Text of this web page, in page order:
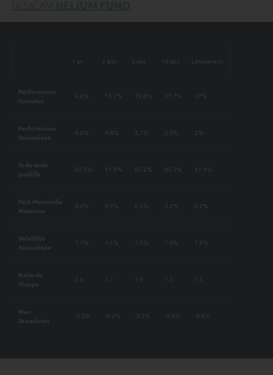
1 an 3 ans 5 ans 10 ans Lancement
Performance
Cumulée
4.8% 15.2% 19.8% 32.7% 37%
Performance
Annualisée
4.8% 4.8% 3.7% 2.9% 3%
% de mois
positifs
92.3% 91.9% 85.2% 80.2% 81.4%
Perf. Mensuelle
Moyenne
0.4% 0.4% 0.3% 0.2% 0.2%
Volatilité
Annualisée
1.1% 1.1% 1.3% 1.6% 1.6%
Ratio de
Sharpe
2.6 1.7 1.3 1.3 1.5
Max
Drawdown
-0.3% -0.9% -3.3% -6.6% -6.6%